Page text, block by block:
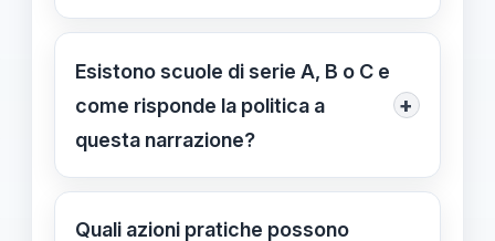
L'uguaglianza formale si limita a
trattare uguali le etichette, mentre
l'uguaglianza sostanziale garantisce
condizioni reali di accesso, risorse e
gli indirizzi.
Esistono scuole di serie A, B o C e
come risponde la politica a
questa narrazione?
+
Non esistono classificazioni ufficiali
tra licei e tecnici; la discussione sui
Quali azioni pratiche possono